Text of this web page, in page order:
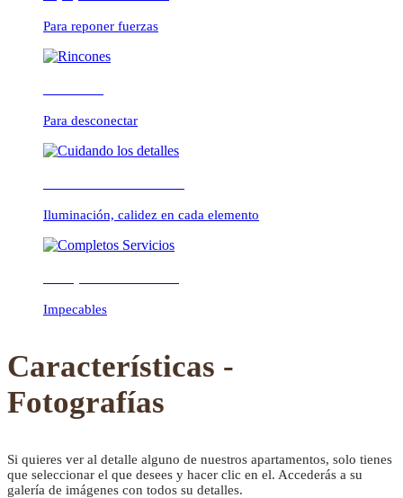
Previous Next
Para reponer fuerzas
Para desconectar
Iluminación, calidez en cada elemento
Impecables
Características -
Fotografías
Si quieres ver al detalle alguno de nuestros apartamentos, solo tienes
que seleccionar el que desees y hacer clic en el. Accederás a su
galería de imágenes con todos su detalles.